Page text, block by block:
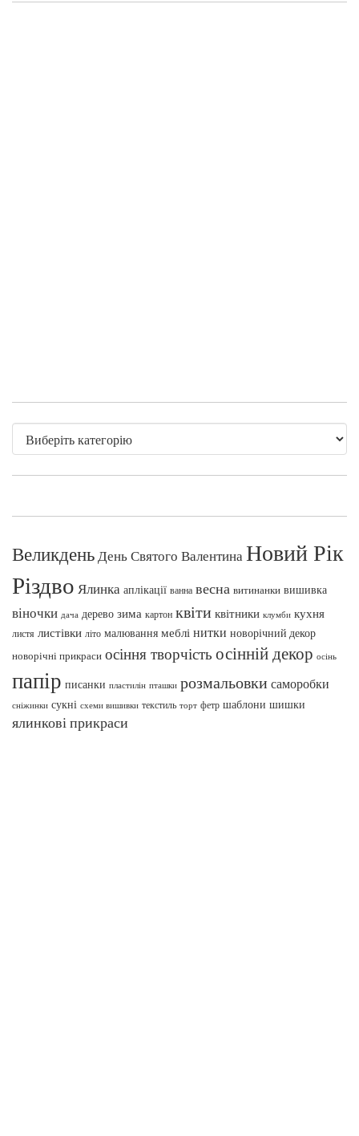
ВеликденьДень Святого ВалентинаНовий Рік
Різдво Ялинка аплікації ванна весна витинанки вишивка
віночки дача дерево зима картон квіти квітники клумби кухня
листя листівки літо малювання меблі нитки новорічний декор
новорічні прикраси осіння творчість осінній декор осінь
папір писанки пластилін пташки розмальовки саморобки
сніжинки сукні схеми вишивки текстиль торт фетр шаблони шишки
ялинкові прикраси